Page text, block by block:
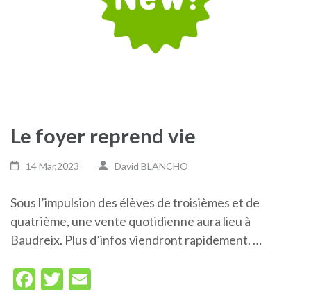
Le foyer reprend vie
14 Mar,2023 David BLANCHO
Sous l’impulsion des élèves de troisièmes et de
quatrième, une vente quotidienne aura lieu à
Baudreix. Plus d’infos viendront rapidement. …
Facebook
Twitter